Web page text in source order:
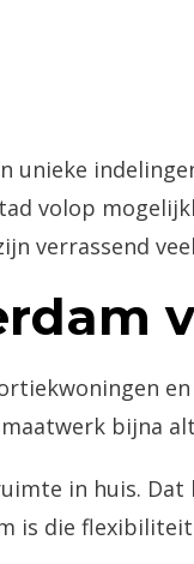
volop
verrassend
bijna
in huis.
is die